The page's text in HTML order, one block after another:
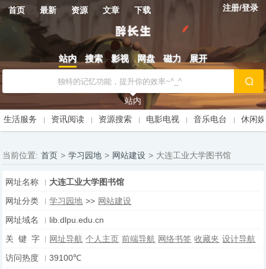
首页 最新 资源 文章 下载 注册/登录
站内 搜索 影视 网盘 磁力 展开
站内
生活服务
资讯阅读 资源搜索 电影电视 音乐电台 休闲
当前位置: 首页 > 学习园地 > 网站建设 > 大连工业大学图书馆
网址名称
大连工业大学图书馆
网址分类
学习园地 >> 网站建设
网址域名
lib.dlpu.edu.cn
关 键 字
网址导航 个人主页 前端导航 网络书签 收藏夹 设计导航
访问热度
39100℃